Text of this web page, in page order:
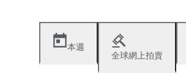
本週
全球網上拍賣